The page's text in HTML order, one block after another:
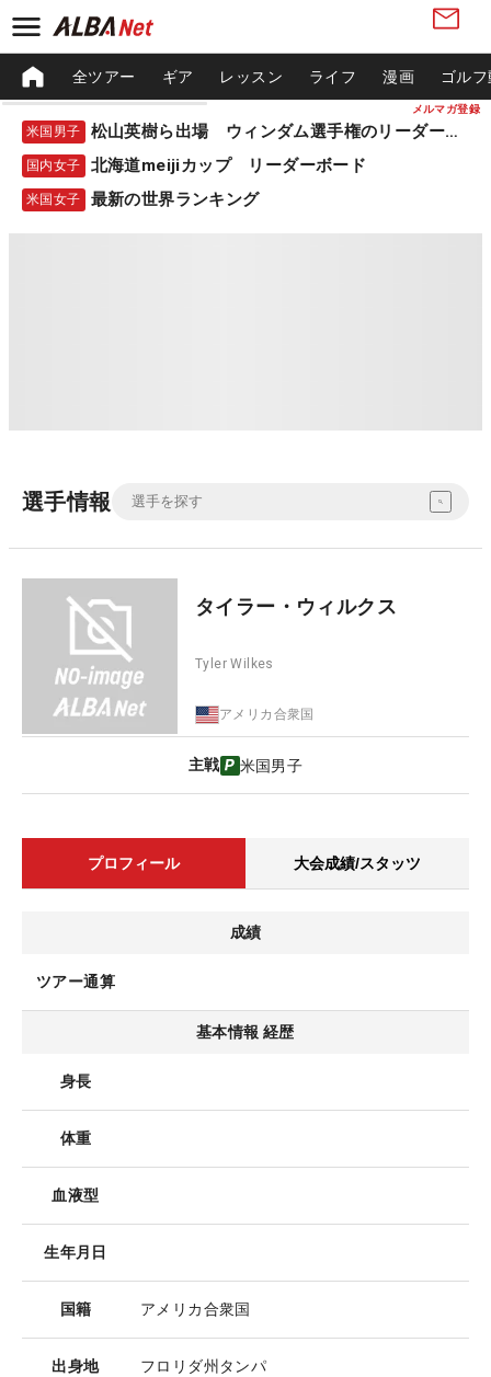
メルマガ登録
全ツアー ギア レッスン ライフ 漫画 ゴル
米国男子 松山英樹ら出場 ウィンダム選手権のリーダーボード
国内女子 北海道meijiカップ リーダーボード
米国女子 最新の世界ランキング
選手情報
タイラー・ウィルクス
Tyler Wilkes
アメリカ合衆国
主戦 米国男子
プロフィール 大会成績/スタッツ
成績
ツアー通算
基本情報 経歴
身長
体重
血液型
生年月日
国籍 アメリカ合衆国
出身地 フロリダ州タンパ